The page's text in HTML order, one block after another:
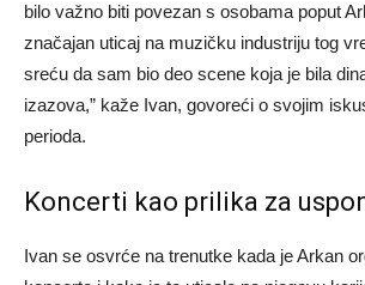
bilo važno biti povezan s osobama poput
značajan uticaj na muzičku industriju tog
sreću da sam bio deo scene koja je bila
izazova,” kaže Ivan, govoreći o svojim
perioda.
Koncerti kao prilika za
Ivan se osvrće na trenutke kada je Arkan